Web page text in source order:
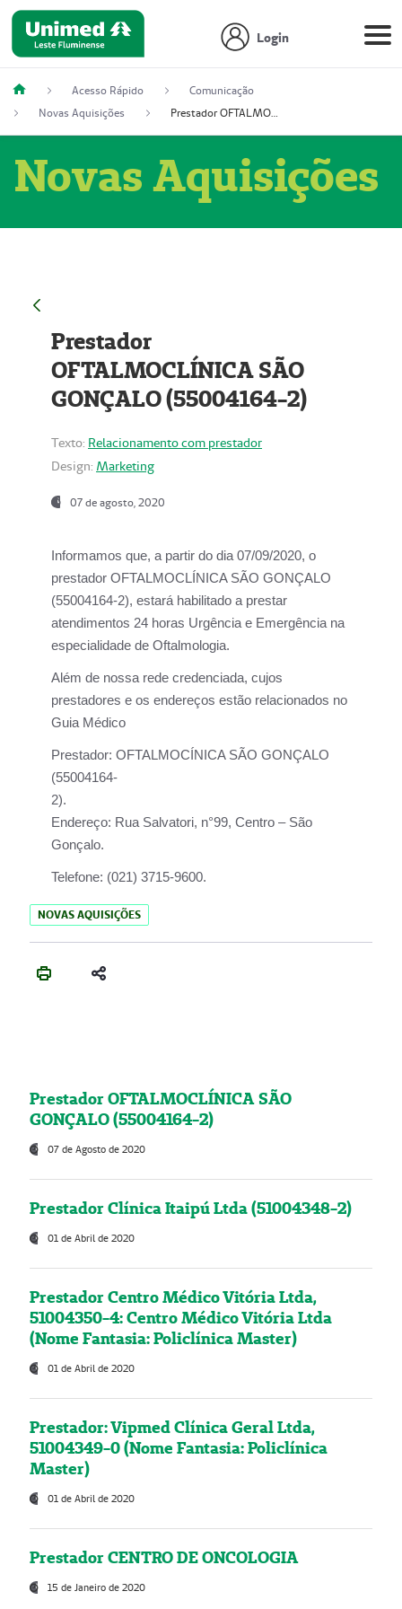
Login
Acesso Rápido
Comunicação
Novas Aquisições
Prestador OFTALMOCLÍNICA SÃO GONÇALO (55004164-2)
Novas Aquisições
Prestador
OFTALMOCLÍNICA SÃO
GONÇALO (55004164-2)
Texto: Relacionamento com prestador
Design: Marketing
07 de agosto, 2020
Informamos que, a partir do dia07/09/2020, o
prestador OFTALMOCLÍNICA SÃO GONÇALO
(55004164-2), estará habilitado a prestar
atendimentos 24 horas Urgência e Emergência na
especialidade de Oftalmologia.
Além de nossa rede credenciada, cujos
prestadores e os endereços estão relacionados no
Guia Médico
Prestador: OFTALMOCÍNICA SÃO GONÇALO
(55004164-
2).
Endereço: Rua Salvatori, n°99, Centro – São
Gonçalo.
Telefone: (021) 3715-9600.
NOVAS AQUISIÇÕES
Prestador OFTALMOCLÍNICA SÃO
GONÇALO (55004164-2)
07 de Agosto de 2020
Prestador Clínica Itaipú Ltda (51004348-2)
01 de Abril de 2020
Prestador Centro Médico Vitória Ltda,
51004350-4: Centro Médico Vitória Ltda
(Nome Fantasia: Policlínica Master)
01 de Abril de 2020
Prestador: Vipmed Clínica Geral Ltda,
51004349-0 (Nome Fantasia: Policlínica
Master)
01 de Abril de 2020
Prestador CENTRO DE ONCOLOGIA
15 de Janeiro de 2020